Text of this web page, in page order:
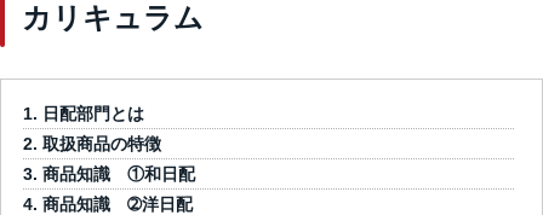
カリキュラム
日配部門とは
取扱商品の特徴
商品知識 ①和日配
商品知識 ➁洋日配